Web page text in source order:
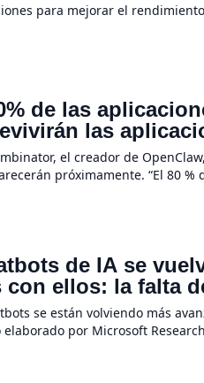
para mejorar el
de las
las
a hardware
el creador de
próximamente. “El 80 %
la revolución de la IA no se […]
de IA se
ellos: la falta
se están volviendo más
por Microsoft
sus tareas se […]